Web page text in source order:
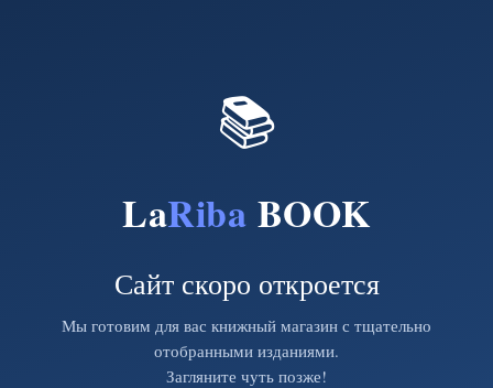
📚
LaRiba BOOK
Сайт скоро откроется
Мы готовим для вас книжный магазин с тщательно
отобранными изданиями.
Загляните чуть позже!